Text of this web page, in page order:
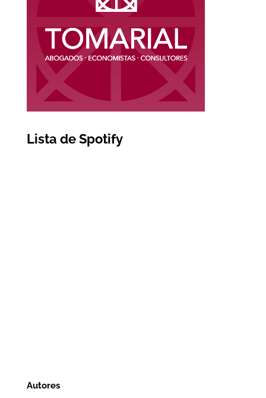
Lista de Spotify
Autores